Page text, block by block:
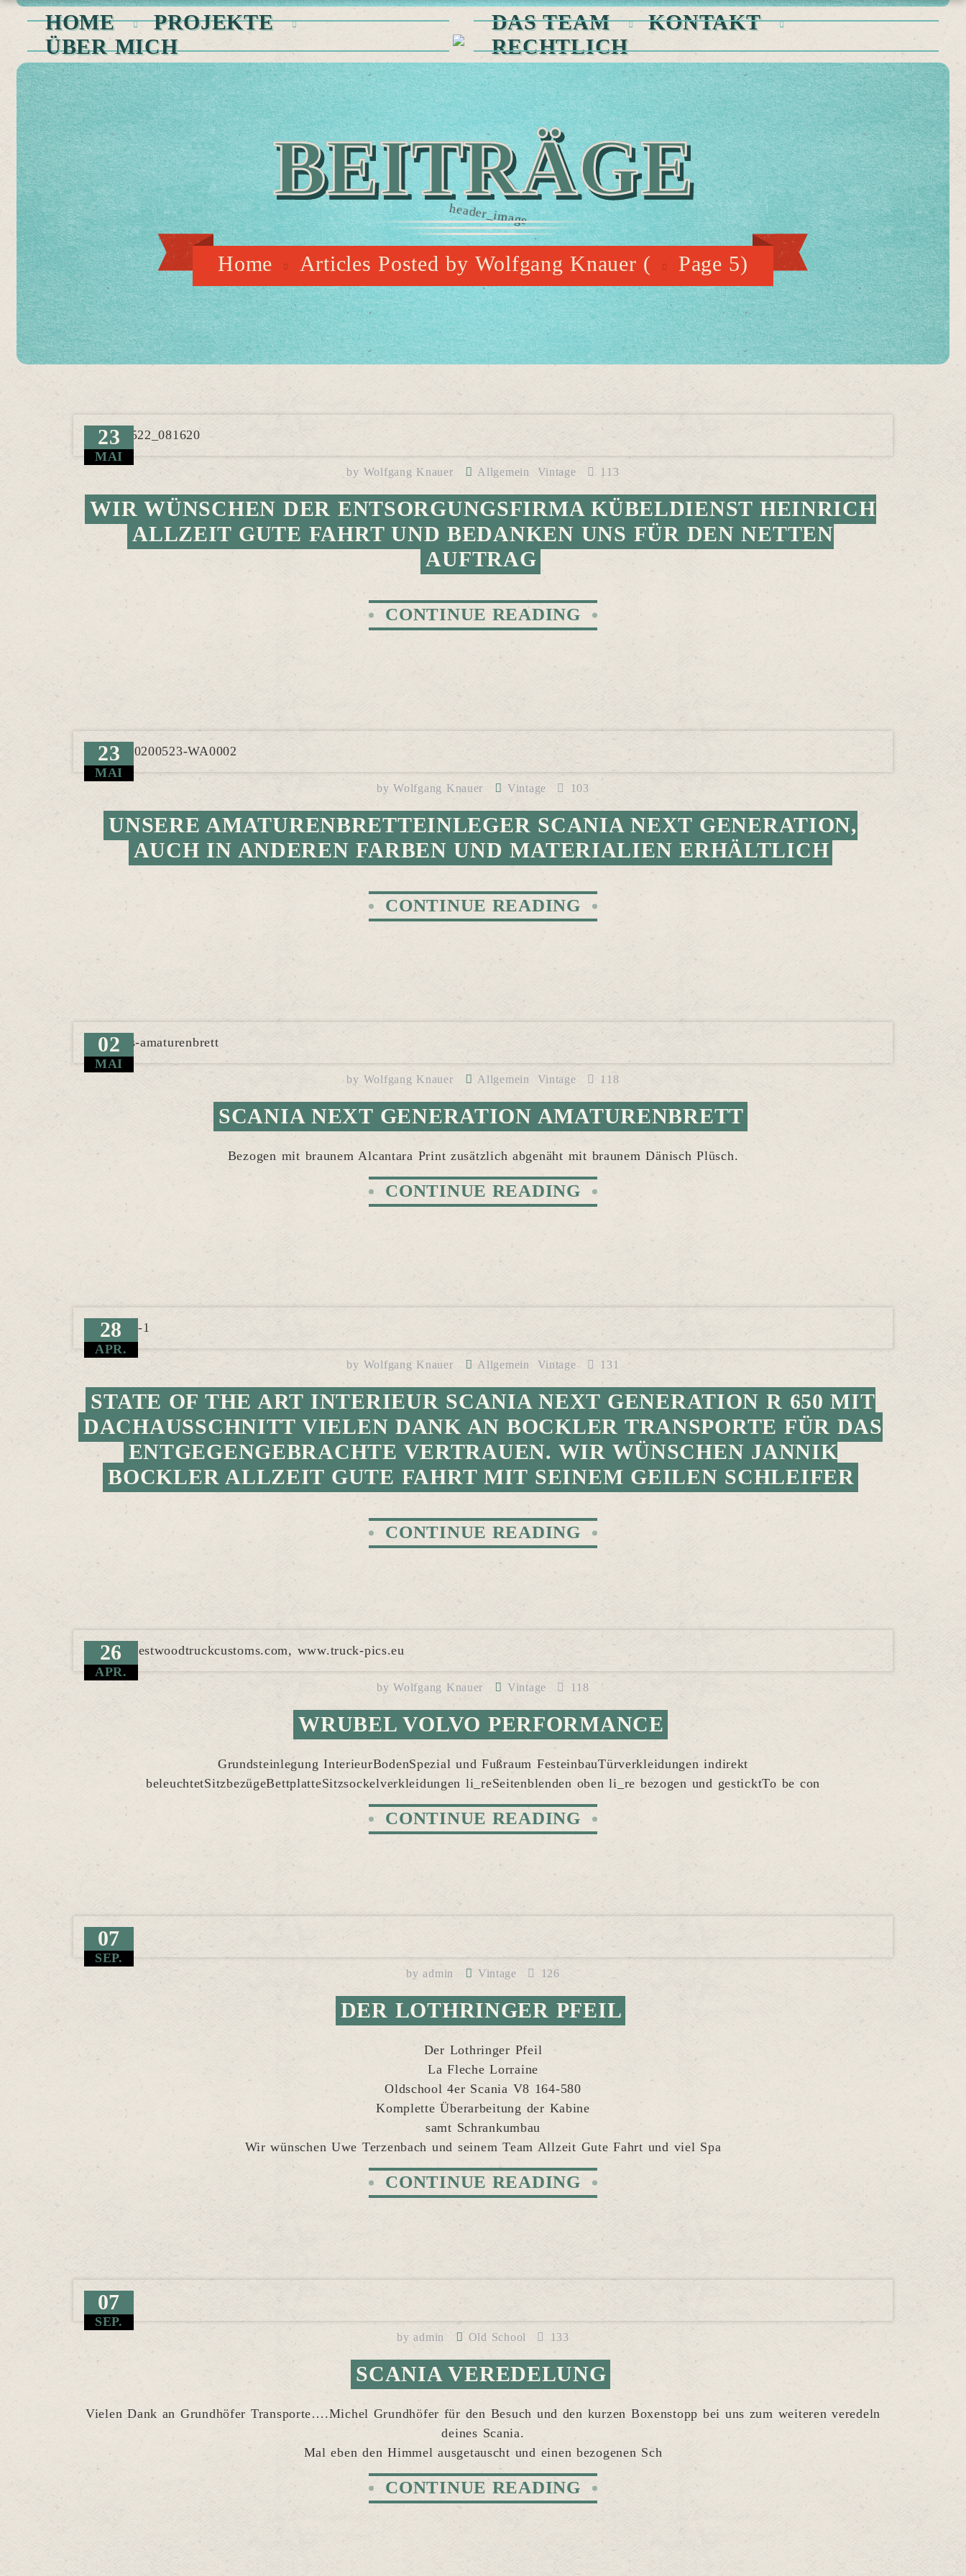
HOME
PROJEKTE
ÜBER MICH
DAS TEAM
KONTAKT
RECHTLICH
BEITRÄGE
Home Articles Posted by Wolfgang Knauer ( Page 5)
23
MAI
by Wolfgang Knauer Allgemein Vintage 113
WIR WÜNSCHEN DER ENTSORGUNGSFIRMA KÜBELDIENST HEINRICH
ALLZEIT GUTE FAHRT UND BEDANKEN UNS FÜR DEN NETTEN
AUFTRAG
CONTINUE READING
23
MAI
byWolfgang Knauer Vintage 103
UNSERE AMATURENBRETTEINLEGER SCANIA NEXT GENERATION,
AUCH IN ANDEREN FARBEN UND MATERIALIEN ERHÄLTLICH
CONTINUE READING
02
MAI
by Wolfgang Knauer Allgemein Vintage 118
SCANIA NEXT GENERATION AMATURENBRETT
Bezogen mit braunem Alcantara Print zusätzlich abgenäht mit braunem Dänisch Plüsch.
CONTINUE READING
28
APR.
by Wolfgang Knauer Allgemein Vintage 131
STATE OF THE ART INTERIEUR SCANIA NEXT GENERATION R 650 MIT
DACHAUSSCHNITT VIELEN DANK AN BOCKLER TRANSPORTE FÜR DAS
ENTGEGENGEBRACHTE VERTRAUEN. WIR WÜNSCHEN JANNIK
BOCKLER ALLZEIT GUTE FAHRT MIT SEINEM GEILEN SCHLEIFER
CONTINUE READING
26
APR.
byWolfgang Knauer Vintage 118
WRUBEL VOLVO PERFORMANCE
Grundsteinlegung InterieurBodenSpezial und Fußraum FesteinbauTürverkleidungen indirekt
beleuchtetSitzbezügeBettplatteSitzsockelverkleidungen li_reSeitenblenden oben li_re bezogen und gesticktTo be con
CONTINUE READING
07
SEP.
byadmin Vintage 126
DER LOTHRINGER PFEIL
Der Lothringer Pfeil
La Fleche Lorraine
Oldschool 4er Scania V8 164-580
Komplette Überarbeitung der Kabine
samt Schrankumbau
Wir wünschen Uwe Terzenbach und seinem Team Allzeit Gute Fahrt und viel Spa
CONTINUE READING
07
SEP.
byadmin Old School 133
SCANIA VEREDELUNG
Vielen Dank an Grundhöfer Transporte….Michel Grundhöfer für den Besuch und den kurzen Boxenstopp bei uns zum weiteren veredeln
deines Scania.
Mal eben den Himmel ausgetauscht und einen bezogenen Sch
CONTINUE READING